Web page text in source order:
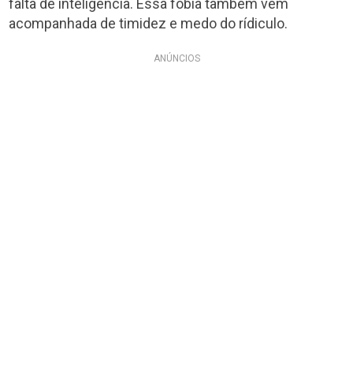
falta de inteligência. Essa fobia também vem
acompanhada de timidez e medo do rídiculo.
ANÚNCIOS